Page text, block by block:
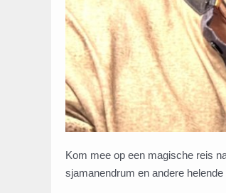
Kom mee op een magische reis
sjamanendrum en andere